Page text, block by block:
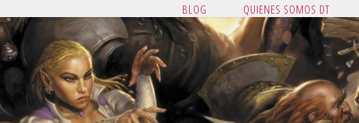
BLOG QUIENES SOMOS DT